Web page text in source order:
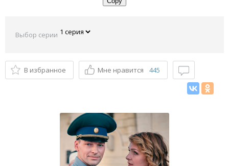
Выбор серии
В избранное Мне нравится 445